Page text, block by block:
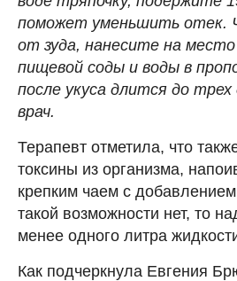
поможет уменьшить отек.
от зуда, нанесите на место
пищевой соды и воды в
после укуса длится до трех
врач.
Терапевт отметила, что
токсины из организма,
крепким чаем с
такой возможности нет, то
менее одного литра
Как подчеркнула Евгения